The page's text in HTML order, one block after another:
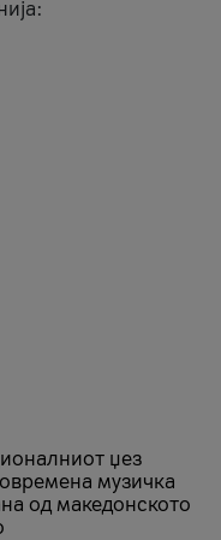
џез
музичка
од македонското